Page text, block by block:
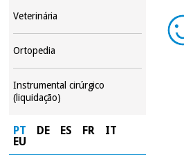
Veterinária
Ortopedia
Instrumental cirúrgico
(liquidação)
PT DE ES FR
IT
EU